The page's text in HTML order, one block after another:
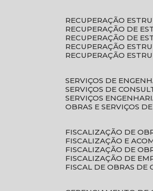
RECUPERAÇÃO
RECUPERAÇÃO DE
RECUPERAÇÃO DE
RECUPERAÇÃO
RECUPERAÇÃO
SERVIÇOS DE
SERVIÇOS DE
SERVIÇOS
OBRAS E SERVIÇOS
FISCALIZAÇÃO DE
FISCALIZAÇÃO E
FISCALIZAÇÃO DE
FISCALIZAÇÃO DE
FISCAL DE OBRAS